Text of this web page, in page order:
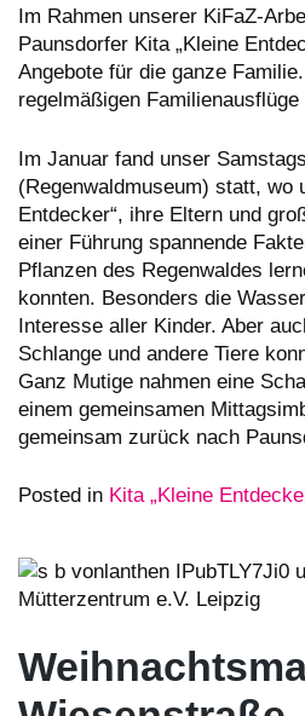
Familienausflug
ins
Regenwaldmuseum
Im Rahmen unserer KiFaZ-
Paunsdorfer Kita „Kleine
Angebote für die ganze
regelmäßigen
Im Januar fand unser
(Regenwaldmuseum) statt, wo
Entdecker“, ihre Eltern und
einer Führung spannende
Pflanzen des Regenwaldes
konnten. Besonders die
Interesse aller Kinder. Aber
Schlange und andere Tiere
Ganz Mutige nahmen eine
einem gemeinsamen
gemeinsam zurück nach
Posted in Kita „Kleine